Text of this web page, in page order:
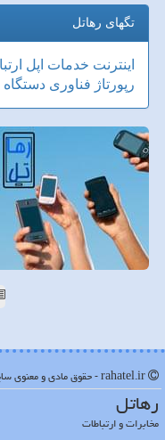
تگهای رهاتل
اینترنت خدمات اپل
رپورتاژ فناوری دستگاه
رهاتل
مخابرات و ارتباطات